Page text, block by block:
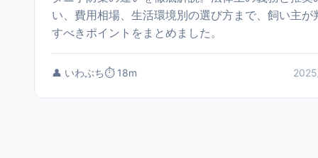
い、費用相場、生活環境別の選び方まで、飼い主が
すべきポイントをまとめました。
👤 いわぶち⏱️ 18m